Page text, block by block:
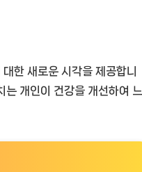
한 새로운 시각을 제공합니
는 개인이 건강을 개선하여 느